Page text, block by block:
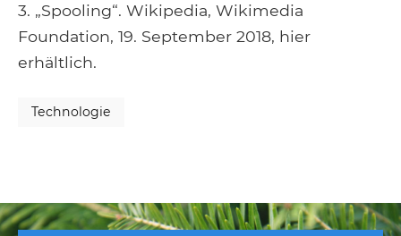
3. „Spooling“. Wikipedia, Wikimedia
Foundation, 19. September 2018, hier
erhältlich.
Technologie